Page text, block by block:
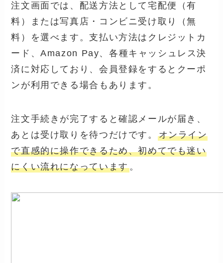
注文画面では、配送方法として宅配便（有
料）または写真店・コンビニ受け取り（無
料）を選べます。支払い方法はクレジットカ
ード、Amazon Pay、各種キャッシュレス決
済に対応しており、会員登録をするとクーポ
ンが利用できる場合もあります。
注文手続きが完了すると確認メールが届き、
あとは受け取りを待つだけです。 オンライン
で直感的に操作できるため、初めてでも迷い
にくい流れになっています。